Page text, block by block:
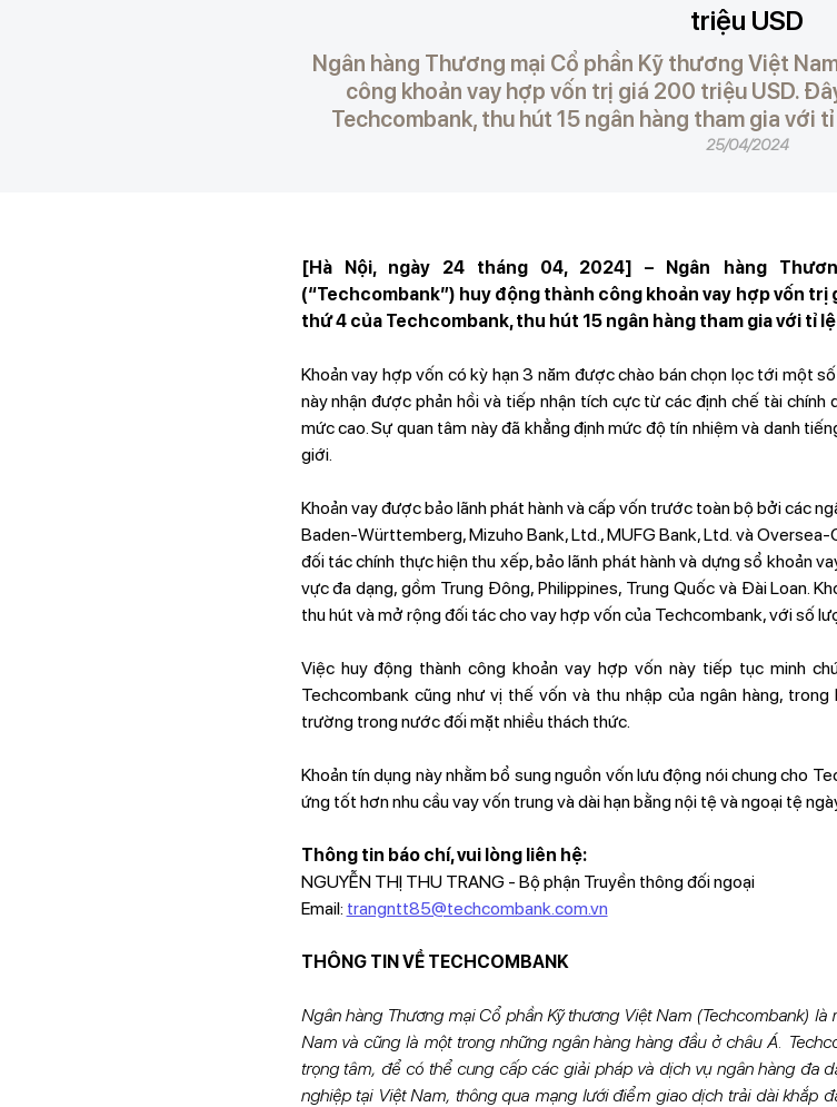
triệu USD
Ngân hàng Thương mại Cổ phần Kỹ thương Việt
công khoản vay hợp vốn trị giá 200 triệu USD.
Techcombank, thu hút 15 ngân hàng tham gia với
25/04/2024
[Hà Nội, ngày 24 tháng 04, 2024] – Ngân hàng
(“Techcombank”) huy động thành công khoản vay hợp vốn trị
thứ 4 của Techcombank, thu hút 15 ngân hàng tham gia với tỉ
Khoản vay hợp vốn có kỳ hạn 3 năm được chào bán chọn lọc tới một
này nhận được phản hồi và tiếp nhận tích cực từ các định chế tài
mức cao. Sự quan tâm này đã khẳng định mức độ tín nhiệm và danh
giới.
Khoản vay được bảo lãnh phát hành và cấp vốn trước toàn bộ bởi các
Baden-Württemberg, Mizuho Bank, Ltd., MUFG Bank, Ltd. và
đối tác chính thực hiện thu xếp, bảo lãnh phát hành và dựng sổ khoản
vực đa dạng, gồm Trung Đông, Philippines, Trung Quốc và Đài Loan.
thu hút và mở rộng đối tác cho vay hợp vốn của Techcombank, với số
Việc huy động thành công khoản vay hợp vốn này tiếp tục minh
Techcombank cũng như vị thế vốn và thu nhập của ngân hàng,
trường trong nước đối mặt nhiều thách thức.
Khoản tín dụng này nhằm bổ sung nguồn vốn lưu động nói chung cho
ứng tốt hơn nhu cầu vay vốn trung và dài hạn bằng nội tệ và ngoại tệ
Thông tin báo chí, vui lòng liên hệ:
NGUYỄN THỊ THU TRANG - Bộ phận Truyền thông đối ngoại
Email: trangntt85@techcombank.com.vn
THÔNG TIN VỀ TECHCOMBANK
Ngân hàng Thương mại Cổ phần Kỹ thương Việt Nam (Techcombank)
Nam và cũng là một trong những ngân hàng hàng đầu ở châu Á.
trọng tâm, để có thể cung cấp các giải pháp và dịch vụ ngân hàng đa
nghiệp tại Việt Nam, thông qua mạng lưới điểm giao dịch trải dài khắp